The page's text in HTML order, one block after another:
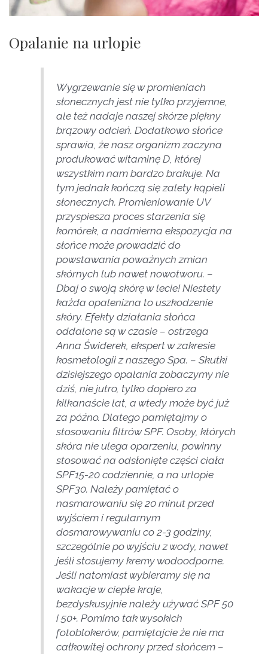
Opalanie na urlopie
Wygrzewanie się w promieniach
słonecznych jest nie tylko przyjemne,
ale też nadaje naszej skórze piękny
brązowy odcień. Dodatkowo słońce
sprawia, że nasz organizm zaczyna
produkować witaminę D, której
wszystkim nam bardzo brakuje. Na
tym jednak kończą się zalety kąpieli
słonecznych. Promieniowanie UV
przyspiesza proces starzenia się
komórek, a nadmierna ekspozycja na
słońce może prowadzić do
powstawania poważnych zmian
skórnych lub nawet nowotworu. –
Dbaj o swoją skórę w lecie! Niestety
każda opalenizna to uszkodzenie
skóry. Efekty działania słońca
oddalone są w czasie– ostrzega
Anna Świderek, ekspert w zakresie
kosmetologii z naszego Spa. – Skutki
dzisiejszego opalania zobaczymy nie
dziś, nie jutro, tylko dopiero za
kilkanaście lat, a wtedy może być już
za późno. Dlatego pamiętajmy o
stosowaniu filtrów SPF. Osoby, których
skóra nie ulega oparzeniu, powinny
stosować na odsłonięte części ciała
SPF15-20 codziennie, a na urlopie
SPF30. Należy pamiętać o
nasmarowaniu się 20 minut przed
wyjściem i regularnym
dosmarowywaniu co 2-3 godziny,
szczególnie po wyjściu z wody, nawet
jeśli stosujemy kremy wodoodporne.
Jeśli natomiast wybieramy się na
wakacje w ciepłe kraje,
bezdyskusyjnie należy używać SPF 50
i 50+. Pomimo tak wysokich
fotoblokerów, pamiętajcie że nie ma
całkowitej ochrony przed słońcem–